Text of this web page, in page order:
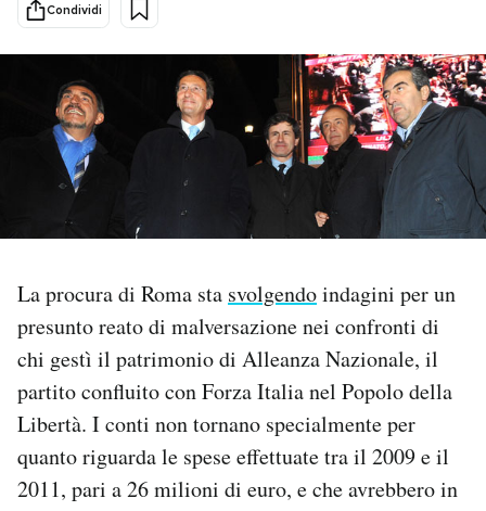
Cultura
Economia
Sport
Altrecose
Mondiali calcio 2026
PODCAST
I MIEI PREFERITI
SHOP
CALENDARIO
Condividi
La procura di Roma sta svolgendoindagini per un
presunto reato di malversazione nei confronti di
chi gestì il patrimonio di Alleanza Nazionale, il
partito confluito con Forza Italia nel Popolo della
Libertà. I conti non tornano specialmente per
quanto riguarda le spese effettuate tra il 2009 e il
2011, pari a 26 milioni di euro, e che avrebbero in